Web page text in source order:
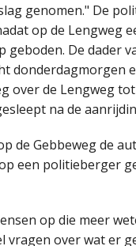
genomen." De
op de Lengweg
geboden. De dader
donderdagmorgen
over de Lengweg
na de
de Gebbeweg de
een politieberger
op die meer
vragen over wat er